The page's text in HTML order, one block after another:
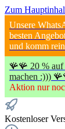
Zum
Unsere
besten
und komm
🪸🪸 20 % auf
machen :)))
Aktion nur
Kostenloser